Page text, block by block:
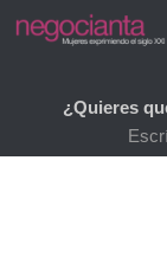
Saltar al
¿Quieres